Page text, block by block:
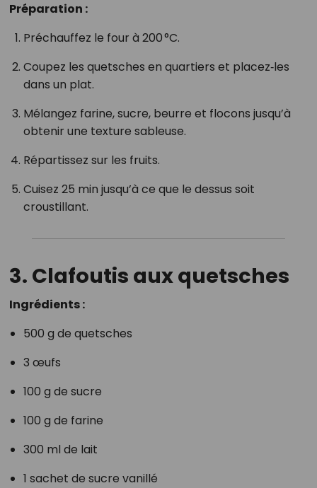
Préparation :
Préchauffez le four à 200 °C.
Coupez les quetsches en quartiers et placez‑les
dans un plat.
Mélangez farine, sucre, beurre et flocons jusqu’à
obtenir une texture sableuse.
Répartissez sur les fruits.
Cuisez 25 min jusqu’à ce que le dessus soit
croustillant.
3. Clafoutis aux quetsches
Ingrédients :
500 g de quetsches
3 œufs
100 g de sucre
100 g de farine
300 ml de lait
1 sachet de sucre vanillé